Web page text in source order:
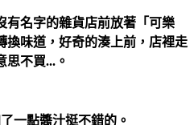
有名字的雜貨店前放著「可樂
換味道，好奇的湊上前，店裡走
思不買...。
一點醬汁挺不錯的。